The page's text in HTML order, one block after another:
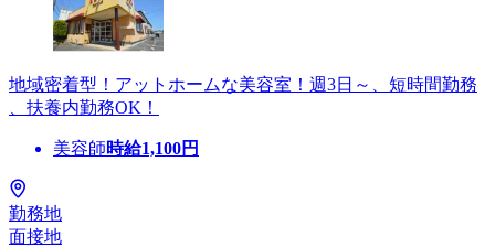
地域密着型！アットホームな美容室！週3日～、短時間勤務
、扶養内勤務OK！
美容師時給1,100円
勤務地
面接地